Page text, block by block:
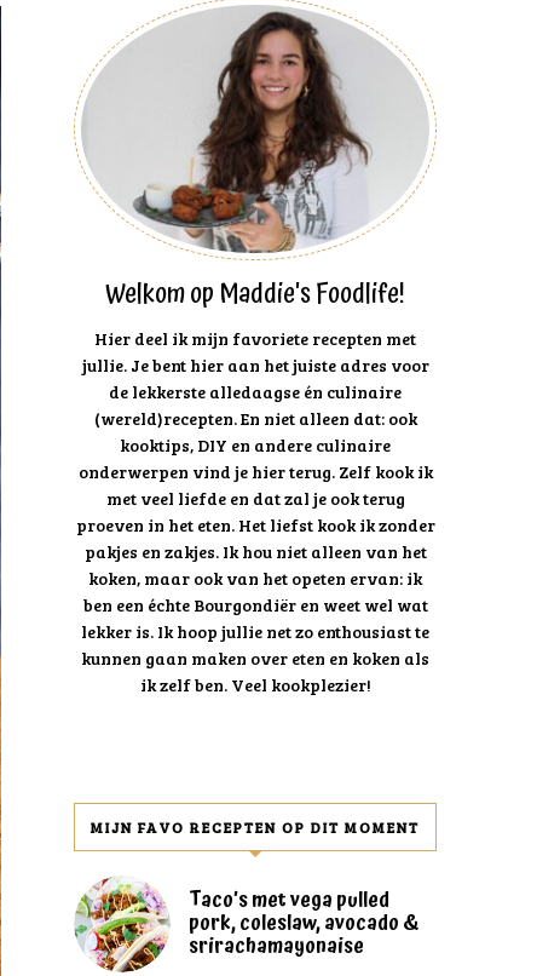
Welkom op Maddie's Foodlife!
Hier deel ik mijn favoriete recepten met
jullie. Je bent hier aan het juiste adres voor
de lekkerste alledaagse én culinaire
(wereld)recepten. En niet alleen dat: ook
kooktips, DIY en andere culinaire
onderwerpen vind je hier terug. Zelf kook ik
met veel liefde en dat zal je ook terug
proeven in het eten. Het liefst kook ik zonder
pakjes en zakjes. Ik hou niet alleen van het
koken, maar ook van het opeten ervan: ik
ben een échte Bourgondiër en weet wel wat
lekker is. Ik hoop jullie net zo enthousiast te
kunnen gaan maken over eten en koken als
ik zelf ben. Veel kookplezier!
MIJN FAVO RECEPTEN OP DIT MOMENT
Taco’s met vega pulled
pork, coleslaw, avocado &
srirachamayonaise